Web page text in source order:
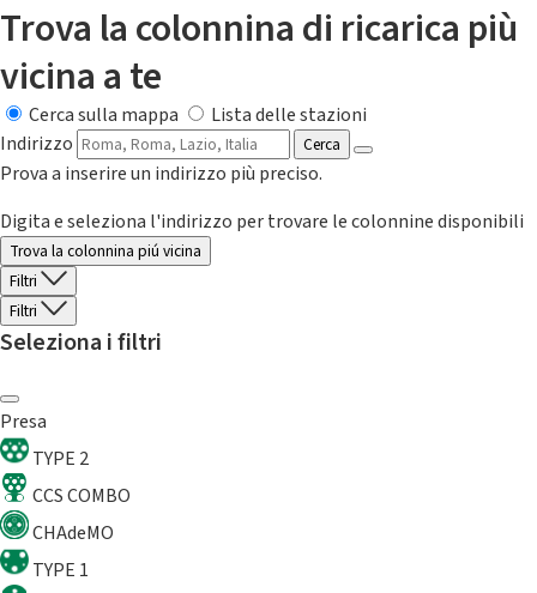
Trova la colonnina di ricarica più
vicina a te
Cerca sulla mappa
Lista delle stazioni
Indirizzo
Cerca
Prova a inserire un indirizzo più preciso.
Digita e seleziona l'indirizzo per trovare le colonnine disponibili
Trova la colonnina piú vicina
Filtri
Filtri
Seleziona i filtri
Presa
TYPE 2
CCS COMBO
CHAdeMO
TYPE 1